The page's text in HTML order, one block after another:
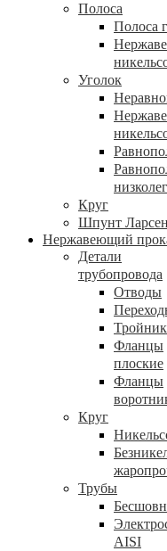
Полоса
Полоса
Уголок
Круг
Шпунт
Нержавеющий
Детали
трубопровода
Отводы
Фланцы
плоские
Фланцы
Круг
Трубы
AISI